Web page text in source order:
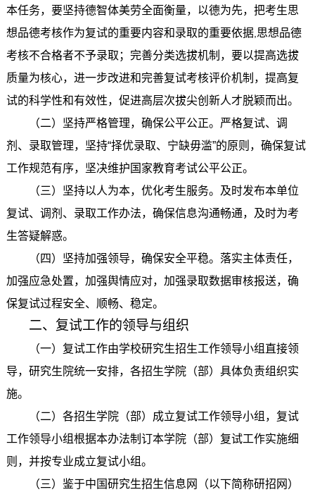
本任务，要坚持德智体美劳全面衡量，以德为先，把考生思
想品德考核作为复试的重要内容和录取的重要依据, 思想品德
考核不合格者不予录取；完善分类选拔机制，要以提高选拔
质量为核心，进一步改进和完善复试考核评价机制，提高复
试的科学性和有效性，促进高层次拔尖创新人才脱颖而出。
（二）坚持严格管理，确保公平公正。严格复试、调
剂、录取管理，坚持“择优录取、宁缺毋滥”的原则，确保复试
工作规范有序，坚决维护国家教育考试公平公正。
（三）坚持以人为本，优化考生服务。及时发布本单位
复试、调剂、录取工作办法，确保信息沟通畅通，及时为考
生答疑解惑。
（四）坚持加强领导，确保安全平稳。落实主体责任，
加强应急处置，加强舆情应对，加强录取数据审核报送，确
保复试过程安全、顺畅、稳定。
二、复试工作的领导与组织
（一）复试工作由学校研究生招生工作领导小组直接领
导，研究生院统一安排，各招生学院（部）具体负责组织实
施。
（二）各招生学院（部）成立复试工作领导小组，复试
工作领导小组根据本办法制订本学院（部）复试工作实施细
则，并按专业成立复试小组。
（三）鉴于中国研究生招生信息网（以下简称研招网）